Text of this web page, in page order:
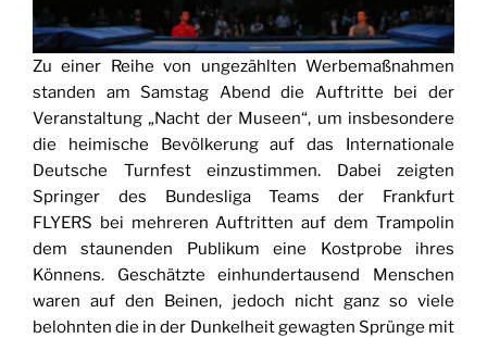
Zu einer Reihe von ungezählten Werbemaßnahmen
standen am Samstag Abend die Auftritte bei der
Veranstaltung „Nacht der Museen“, um insbesondere
die heimische Bevölkerung auf das Internationale
Deutsche Turnfest einzustimmen. Dabei zeigten
Springer des Bundesliga Teams der Frankfurt
FLYERS bei mehreren Auftritten auf dem Trampolin
dem staunenden Publikum eine Kostprobe ihres
Könnens. Geschätzte einhundertausend Menschen
waren auf den Beinen, jedoch nicht ganz so viele
belohnten die in der Dunkelheit gewagten Sprünge mit